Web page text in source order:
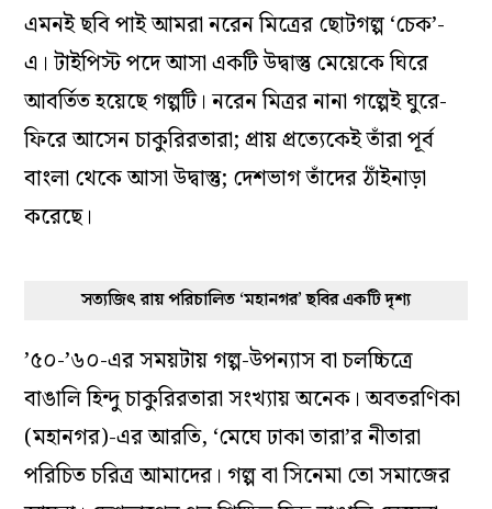
এমনই ছবি পাই আমরা নরেন মিত্রের ছোটগল্প ‘চেক’-
এ। টাইপিস্ট পদে আসা একটি উদ্বাস্তু মেয়েকে ঘিরে
আবর্তিত হয়েছে গল্পটি। নরেন মিত্রর নানা গল্পেই ঘুরে-
ফিরে আসেন চাকুরিরতারা; প্রায় প্রত্যেকেই তাঁরা পূর্ব
বাংলা থেকে আসা উদ্বাস্তু; দেশভাগ তাঁদের ঠাঁইনাড়া
করেছে।
সত্যজিৎ রায় পরিচালিত ‘মহানগর’ ছবির একটি দৃশ্য
’৫০-’৬০-এর সময়টায় গল্প-উপন্যাস বা চলচ্চিত্রে
বাঙালি হিন্দু চাকুরিরতারা সংখ্যায় অনেক। অবতরণিকা
(মহানগর)-এর আরতি, ‘মেঘে ঢাকা তারা’র নীতারা
পরিচিত চরিত্র আমাদের। গল্প বা সিনেমা তো সমাজের